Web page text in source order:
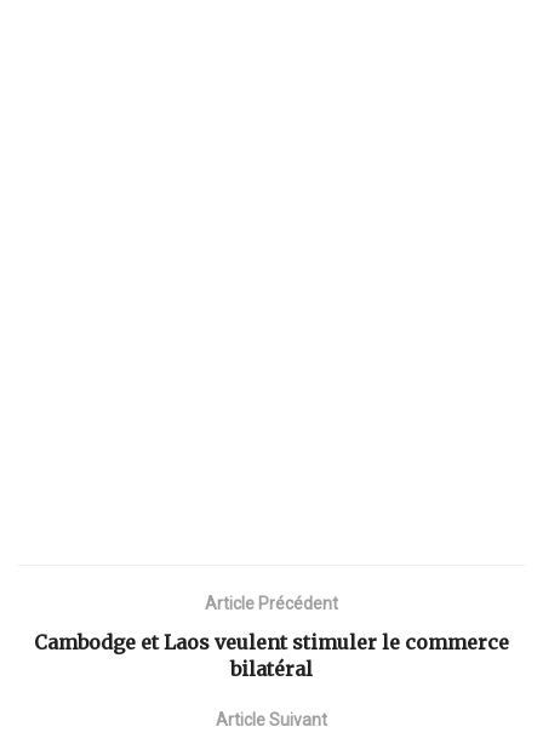
Article Précédent
Cambodge et Laos veulent stimuler le commerce
bilatéral
Article Suivant